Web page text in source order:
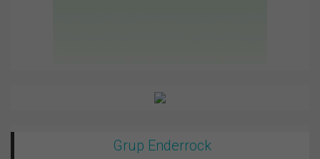
Grup Enderrock